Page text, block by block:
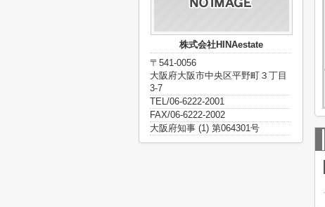
株式会社HINAestate
〒541-0056
大阪府大阪市中央区平野町３丁目
3-7
TEL/06-6222-2001
FAX/06-6222-2002
大阪府知事 (1) 第064301号